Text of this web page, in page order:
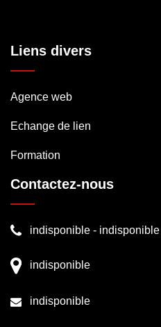
Liens divers
Agence web
Echange de lien
Formation
Contactez-nous
indisponible - indisponible
indisponible
indisponible